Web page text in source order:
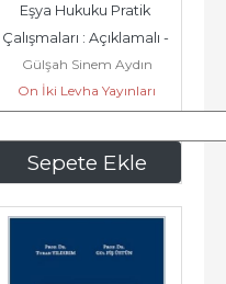
Sepete Ekle
Eşya Hukuku Pratik
Çalışmaları : Açıklamalı -
Şematik - Çözümlü -...
Gülşah Sinem Aydın
On İki Levha Yayınları
562,50